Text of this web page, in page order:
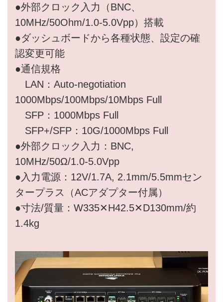
●外部クロック入力（BNC、
10MHz/50Ohm/1.0-5.0Vpp）搭載
●ダッシュボードから各種状態、設定の確
認変更可能
●通信規格
LAN：Auto-negotiation
1000Mbps/100Mbps/10Mbps Full
SFP：1000Mbps Full
SFP+/SFP：10G/1000Mbps Full
●外部クロック入力：BNC,
10MHz/50Ω/1.0-5.0Vpp
●入力電源：12V/1.7A, 2.1mm/5.5mmセン
タープラス（ACアダプター付属）
●寸法/質量：W335✕H42.5✕D130mm/約
1.4kg